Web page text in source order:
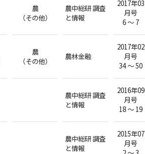
農
（その他）
農中総研 調査
と情報
2017年03
月号
6 ～ 7
農
（その他）
農林金融
2017年02
月号
34 ～ 50
農中総研 調査
と情報
2016年09
月号
18 ～ 19
農中総研 調査
と情報
2015年07
月号